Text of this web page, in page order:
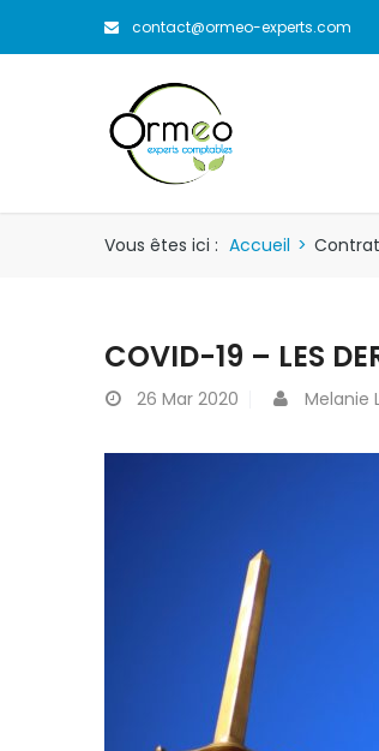
contact@ormeo-experts.com
Vous êtes ici : Accueil >
COVID-19 – LES
26 Mar 2020 Melanie